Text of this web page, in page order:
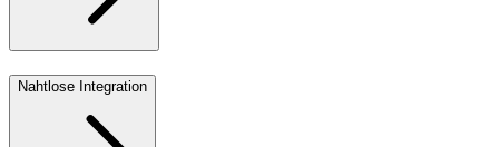
Nahtlose Integration